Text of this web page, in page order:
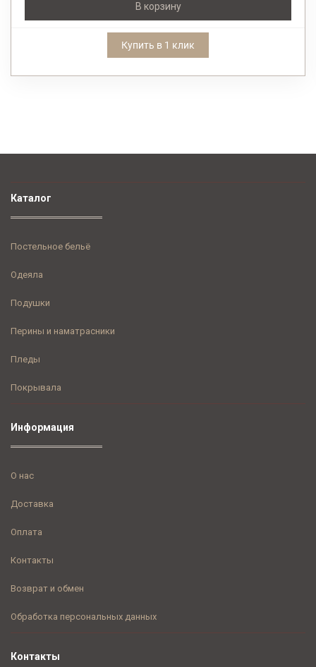
В корзину
Купить в 1 клик
Контакты
Каталог
Постельное бельё
Одеяла
Подушки
Перины и наматрасники
Пледы
Покрывала
Информация
О нас
Доставка
Оплата
Контакты
Возврат и обмен
Обработка персональных данных